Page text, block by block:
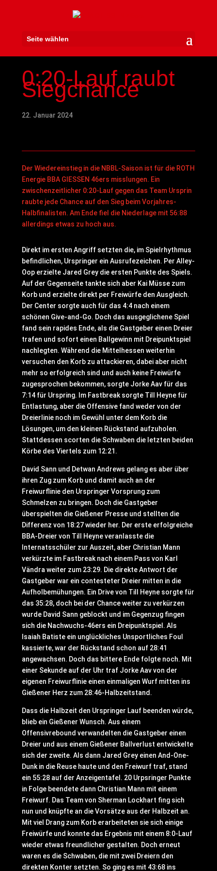
Seite wählen
0:20-Lauf raubt
Siegchance
22. Januar 2024
Der Wiedereinstieg in die NBBL-Saison ist für die ROTH
Energie BBA GIESSEN 46ers misslungen. Ein
zwischenzeitlicher 0:20-Lauf gegen das Team Ursprin
raubte jede Chance auf den Sieg beim Vorjahres-
Halbfinalisten. Am Ende fiel die Niederlage mit 56:88
allerdings etwas zu hoch aus.
Direkt im ersten Angriff setzten die, im Spielrhythmus
befindlichen, Urspringer ein Ausrufezeichen. Per Alley-
Oop erzielte Jared Grey die ersten Punkte des Spiels.
Auf der Gegenseite tankte sich aber Kai Müsse zum
Korb und erzielte direkt per Freiwürfe den Ausgleich.
Der Center sorgte auch für das 4:4 nach einem
schönen Give-and-Go. Doch das ausgeglichene Spiel
fand sein rapides Ende, als die Gastgeber einen Dreier
trafen und sofort einen Ballgewinn mit Dreipunktspiel
nachlegten. Während die Mittelhessen weiterhin
versuchen den Korb zu attackieren, dabei aber nicht
mehr so erfolgreich sind und auch keine Freiwürfe
zugesprochen bekommen, sorgte Jorke Aav für das
7:14 für Urspring. Im Fastbreak sorgte Till Heyne für
Entlastung, aber die Offensive fand weder von der
Dreierlinie noch im Gewühl unter dem Korb die
Lösungen, um den kleinen Rückstand aufzuholen.
Stattdessen scorten die Schwaben die letzten beiden
Körbe des Viertels zum 12:21.
David Sann und Detwan Andrews gelang es aber über
ihren Zug zum Korb und damit auch an der
Freiwurflinie den Urspringer Vorsprung zum
Schmelzen zu bringen. Doch die Gastgeber
überspielten die Gießener Presse und stellten die
Differenz von 18:27 wieder her. Der erste erfolgreiche
BBA-Dreier von Till Heyne veranlasste die
Internatsschüler zur Auszeit, aber Christian Mann
verkürzte im Fastbreak nach einem Pass von Karl
Vändra weiter zum 23:29. Die direkte Antwort der
Gastgeber war ein contesteter Dreier mitten in die
Aufholbemühungen. Ein Drive von Till Heyne sorgte für
das 35:28, doch bei der Chance weiter zu verkürzen
wurde David Sann geblockt und im Gegenzug fingen
sich die Nachwuchs-46ers ein Dreipunktspiel. Als
Isaiah Batiste ein unglückliches Unsportliches Foul
kassierte, war der Rückstand schon auf 28:41
angewachsen. Doch das bittere Ende folgte noch. Mit
einer Sekunde auf der Uhr traf Jorke Aav von der
eigenen Freiwurflinie einen einmaligen Wurf mitten ins
Gießener Herz zum 28:46-Halbzeitstand.
Dass die Halbzeit den Urspringer Lauf beenden würde,
blieb ein Gießener Wunsch. Aus einem
Offensivrebound verwandelten die Gastgeber einen
Dreier und aus einem Gießener Ballverlust entwickelte
sich der zweite. Als dann Jared Grey einen And-One-
Dunk in die Reuse haute und den Freiwurf traf, stand
ein 55:28 auf der Anzeigentafel. 20 Urpsringer Punkte
in Folge beendete dann Christian Mann mit einem
Freiwurf. Das Team von Sherman Lockhart fing sich
nun und knüpfte an die Vorsätze aus der Halbzeit an.
Mit viel Drang zum Korb erarbeiteten sie sich einige
Freiwürfe und konnte das Ergebnis mit einem 8:0-Lauf
wieder etwas freundlicher gestalten. Doch erneut
waren es die Schwaben, die mit zwei Dreiern den
direkten Konter setzten. So ging es mit 43:68 ins